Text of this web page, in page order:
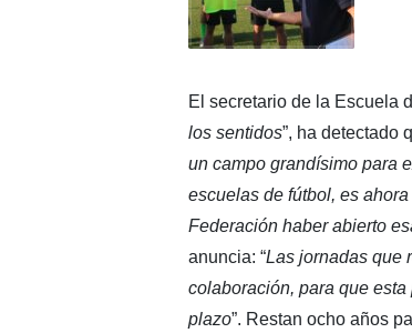
El secretario de la Escuela
los sentidos”, ha detectado
un campo grandísimo para
escuelas de fútbol, es
Federación haber abierto
anuncia: “Las jornadas que
colaboración, para que
plazo”. Restan ocho años